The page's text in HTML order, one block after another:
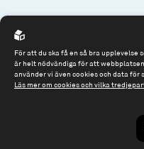
För att du ska få en så bra upplevelse
är helt nödvändiga för att
använder vi även cookies och data
Läs mer om cookies och vilka